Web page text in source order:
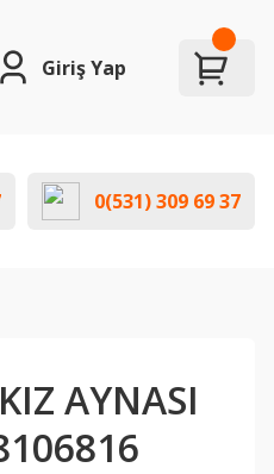
Giriş Yap
0(531) 309 69 37
AYNASI